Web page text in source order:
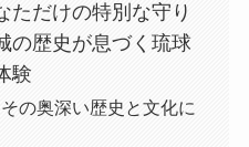
ただけの特別な守り
の歴史が息づく琉球
験
の奥深い歴史と文化に